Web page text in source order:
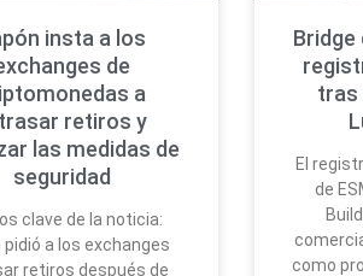
insta a los
de
a
retiros y
las medidas de
seguridad
clave de la noticia:
pidió a los exchanges
retiros después de
Bridge
tras
El
de
como